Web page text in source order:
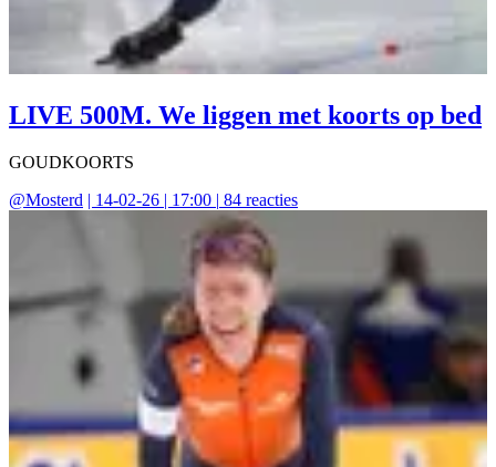
LIVE 500M. We liggen met koorts op bed
GOUDKOORTS
@Mosterd | 14-02-26 | 17:00 | 84 reacties